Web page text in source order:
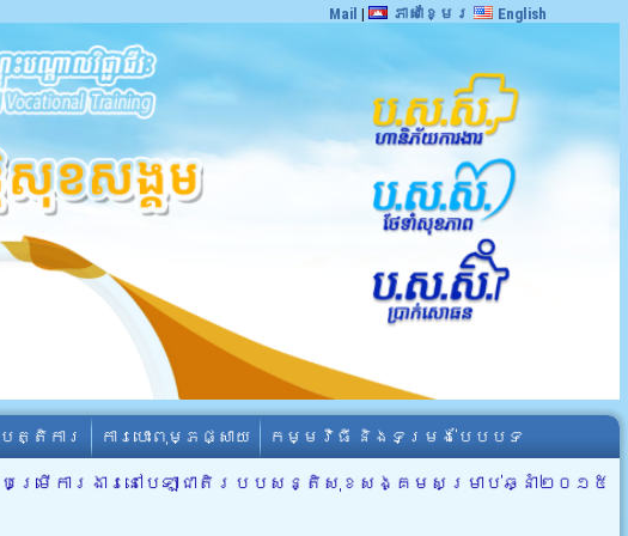
Mail | ភាសាខ្មែរ English
តិការ ការបោះពុម្ភផ្សាយ កម្មវិធី និងទម្រង់បែបបទ
ើ​ការងារ​នៅ​បេឡាជាតិ​របប​សន្តិសុខ​សង្គម​​សម្រាប់​ឆ្នាំ​២០១៥